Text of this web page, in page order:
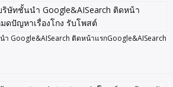
Google&AISearch ติดหน้าแรกGoogle&AISearch